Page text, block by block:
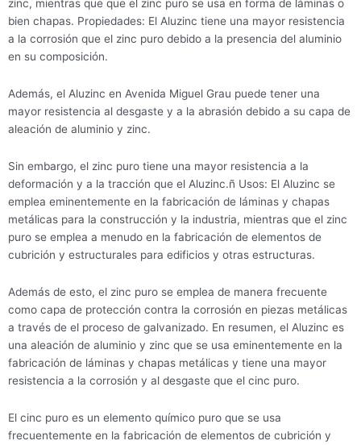
zinc, mientras que que el zinc puro se usa en forma de láminas o
bien chapas. Propiedades: El Aluzinc tiene una mayor resistencia
a la corrosión que el zinc puro debido a la presencia del aluminio
en su composición.
Además, el Aluzinc en Avenida Miguel Grau puede tener una
mayor resistencia al desgaste y a la abrasión debido a su capa de
aleación de aluminio y zinc.
Sin embargo, el zinc puro tiene una mayor resistencia a la
deformación y a la tracción que el Aluzinc.ñ Usos: El Aluzinc se
emplea eminentemente en la fabricación de láminas y chapas
metálicas para la construcción y la industria, mientras que el zinc
puro se emplea a menudo en la fabricación de elementos de
cubrición y estructurales para edificios y otras estructuras.
Además de esto, el zinc puro se emplea de manera frecuente
como capa de protección contra la corrosión en piezas metálicas
a través de el proceso de galvanizado. En resumen, el Aluzinc es
una aleación de aluminio y zinc que se usa eminentemente en la
fabricación de láminas y chapas metálicas y tiene una mayor
resistencia a la corrosión y al desgaste que el cinc puro.
El cinc puro es un elemento químico puro que se usa
frecuentemente en la fabricación de elementos de cubrición y